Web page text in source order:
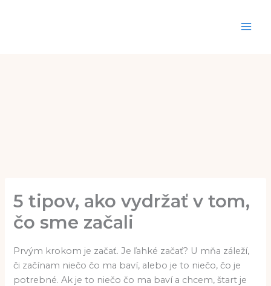
5 tipov, ako vydržať v tom,
čo sme začali
Prvým krokom je začať. Je ľahké začať? U mňa záleží,
či začínam niečo čo ma baví, alebo je to niečo, čo je
potrebné. Ak je to niečo čo ma baví a chcem, štart je